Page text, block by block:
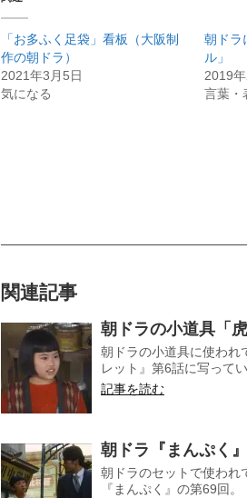
「お多ふく足袋」看板（大阪制
作の朝ドラ）
2021年3月5日
気になる
朝ドラ
ル」
2019
言葉・
関連記事
朝ドラの小道具「
朝ドラの小道具に使われ
レット』第6話に写って
記事を読む
朝ドラ『まんぷく
朝ドラのセットで使われ
『まんぷく』の第69回